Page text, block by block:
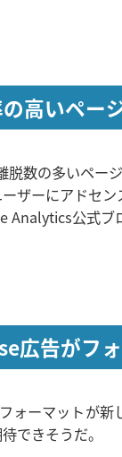
高いペー
数の多いペー
ザーにアドセ
Analytics公式ブ
広告がフ
ォーマットが新
できそうだ。